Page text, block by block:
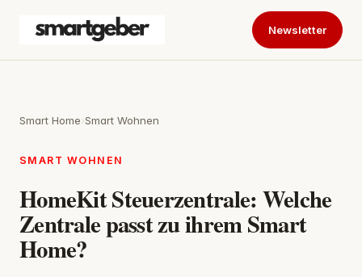
Newsletter
Smart Home›Smart Wohnen
SMART WOHNEN
HomeKit Steuerzentrale: Welche
Zentrale passt zu ihrem Smart
Home?